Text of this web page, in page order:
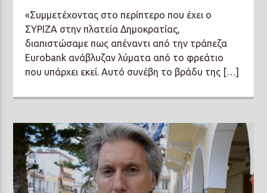
«Συμμετέχοντας στο περίπτερο που έχει ο
ΣΥΡΙΖΑ στην πλατεία Δημοκρατίας,
διαπιστώσαμε πως απέναντι από την τράπεζα
Eurobank ανάβλυζαν λύματα από το φρεάτιο
που υπάρχει εκεί. Αυτό συνέβη το βράδυ της […]